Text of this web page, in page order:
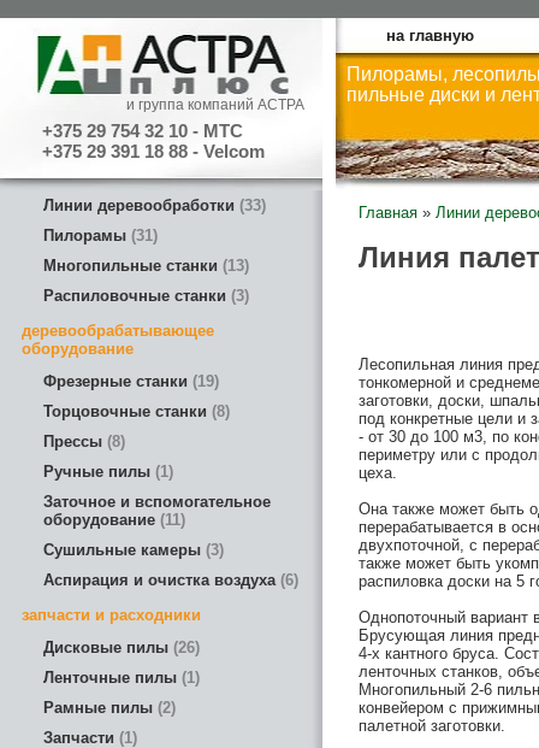
и группа компаний АСТРА
+375 29 754 32 10 - МТС
+375 29 391 18 88 - Velcom
на главную
Пилорамы,
пильные диски и
Линии деревообработки 33
Пилорамы 31
Многопильные станки
13
Распиловочные станки 3
деревообрабатывающее
оборудование
Фрезерные станки
19
Торцовочные станки 8
Прессы 8
Ручные пилы 1
Заточное и вспомогательное
оборудование 11
Сушильные камеры 3
Аспирация и очистка воздуха 6
запчасти и расходники
Дисковые пилы 26
Ленточные пилы 1
Рамные пилы 2
Запчасти
1
Главная » Линии
Линия
Лесопильная линия
тонкомерной и
заготовки, доски,
под конкретные цели и
- от 30 до 100 м3, по
периметру или с
цеха.
Она также может быть
перерабатывается в
двухпоточной, с
также может быть
распиловка доски на 5
Однопоточный
Брусующая линия
4-х кантного бруса.
ленточных станков,
Многопильный 2-6
конвейером с
палетной заготовки.